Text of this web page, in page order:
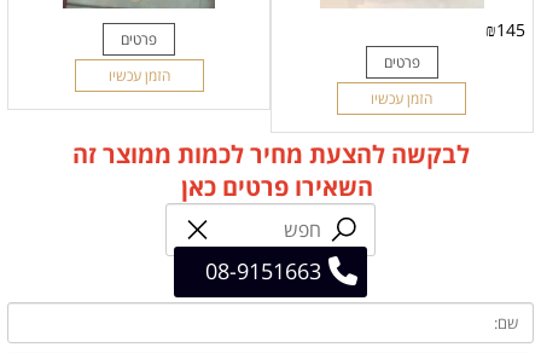
₪145
פרטים
הזמן עכשיו
פרטים
הזמן עכשיו
לבקשה להצעת מחיר לכמות ממוצר זה
השאירו פרטים כאן
08-9151663